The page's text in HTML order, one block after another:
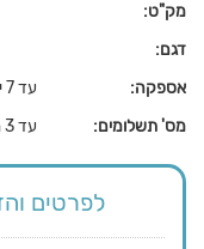
מק"ט:
דגם:
אספקה:
עד 7 ימי עסקים
מס' תשלומים:
עד 3 תשלומים
לפרטים